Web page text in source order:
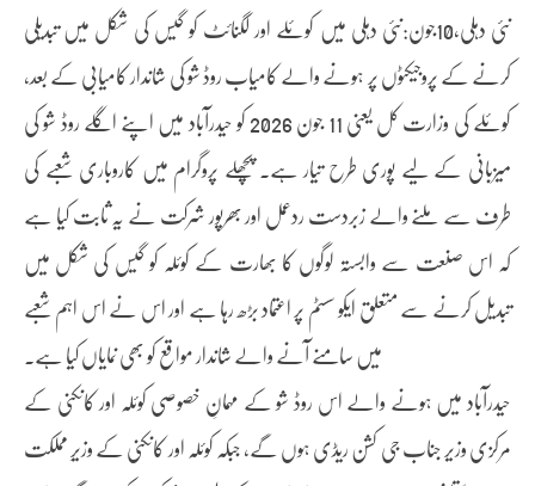
نئی دہلی،10جون:نئی دہلی میں کوئلے اور لگنائٹ کو گیس کی شکل میں تبدیلی
کرنے کے پروجیکٹوں پر ہونے والے کامیاب روڈ شو کی شاندار کامیابی کے بعد،
کوئلے کی وزارت کل یعنی 11 جون 2026 کو حیدرآباد میں اپنے اگلے روڈ شو کی
میزبانی کے لیے پوری طرح تیار ہے۔ پچھلے پروگرام میں کاروباری شعبے کی
طرف سے ملنے والے زبردست ردعمل اور بھرپور شرکت نے یہ ثابت کیا ہے
کہ اس صنعت سے وابستہ لوگوں کا بھارت کے کوئلہ کو گیس کی شکل میں
تبدیل کرنے سے متعلق ایکو سسٹم پر اعتماد بڑھ رہا ہے اور اس نے اس اہم شعبے
میں سامنے آنے والے شاندار مواقع کو بھی نمایاں کیا ہے۔
حیدرآباد میں ہونے والے اس روڈ شو کے مہمانِ خصوصی کوئلہ اور کانکنی کے
مرکزی وزیر جناب جی کشن ریڈی ہوں گے، جبکہ کوئلہ اور کانکنی کے وزیرِ مملکت